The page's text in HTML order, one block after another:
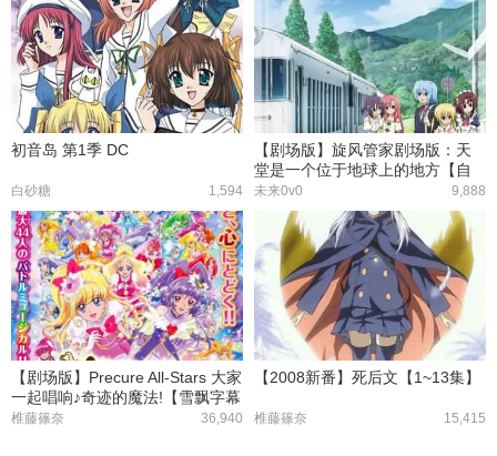
初音岛 第1季 DC
1,594
白砂糖
【剧场版】旋风管家剧场版：天
堂是一个位于地球上的地方【自
压&华盟字幕组】
9,888
未来0v0
【剧场版】Precure All-Stars 大家
一起唱响♪奇迹的魔法!【雪飘字幕
组】
36,940
椎藤篠奈
【2008新番】死后文【1~13集】
15,415
椎藤篠奈